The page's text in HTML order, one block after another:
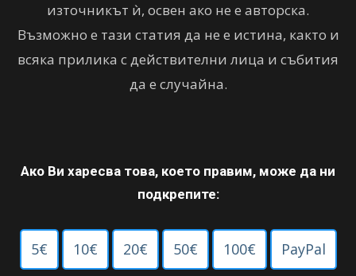
източникът ѝ, освен ако не е авторска.
Възможно е тази статия да не е истина, както и
всяка прилика с действителни лица и събития
да е случайна.
Ако Ви харесва това, което правим, може да ни
подкрепите:
5€ 10€ 20€ 50€ 100€ PayPal